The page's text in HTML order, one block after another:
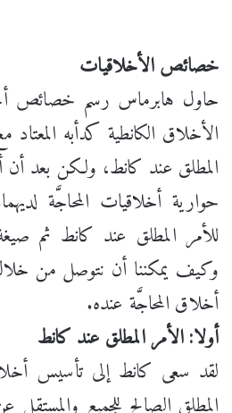
خصائص الأخلاقيات
حاول هابرماس رسم خصائص
الأخلاق الكانطية كدأبه
المطلق عند كانط، ولكن بعد أن
حوارية أخلاقيات المحاجَّة
للأمر المطلق عند كانط ثم
وكيف يمكننا أن نتوصل من
أخلاق المحاجَّة عنده.
أولا: الأمر المطلق عند كانط
لقد سعى كانط إلى تأسيس